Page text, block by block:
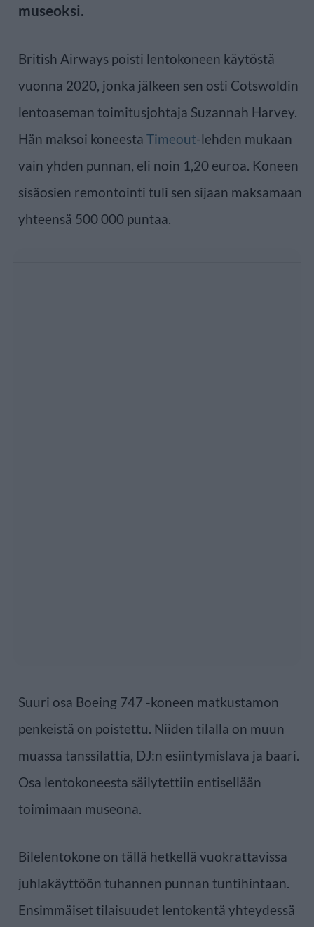
museoksi.
British Airways poisti lentokoneen käytöstä
vuonna 2020, jonka jälkeen sen osti Cotswoldin
lentoaseman toimitusjohtaja Suzannah Harvey.
Hän maksoi koneesta Timeout-lehden mukaan
vain yhden punnan, eli noin 1,20 euroa. Koneen
sisäosien remontointi tuli sen sijaan maksamaan
yhteensä 500 000 puntaa.
Suuri osa Boeing 747 -koneen matkustamon
penkeistä on poistettu. Niiden tilalla on muun
muassa tanssilattia, DJ:n esiintymislava ja baari.
Osa lentokoneesta säilytettiin entisellään
toimimaan museona.
Bilelentokone on tällä hetkellä vuokrattavissa
juhlakäyttöön tuhannen punnan tuntihintaan.
Ensimmäiset tilaisuudet lentokentä yhteydessä